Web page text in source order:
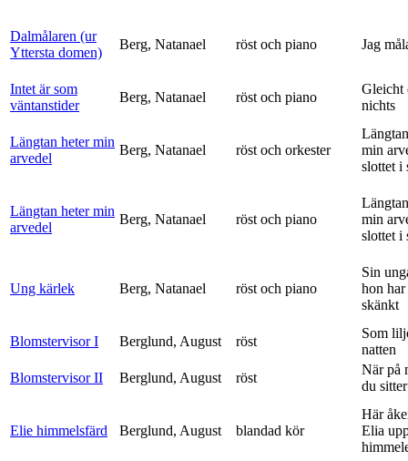
Dalmålaren (ur
Yttersta domen)
Berg, Natanael röst och piano Jag
Intet är som
väntanstider
Berg, Natanael röst och piano
Gleicht
nichts
Längtan heter min
arvedel
Berg, Natanael röst och orkester
min
slottet i
Längtan heter min
arvedel
Berg, Natanael röst och piano
min
slottet i
Ung kärlek Berg, Natanael röst och piano
Sin
hon
skänkt
Blomstervisor I Berglund, August röst
Som
natten
Blomstervisor II
Berglund, August röst
När på
du sitter
Elie himmelsfärd Berglund, August blandad kör
Här
Elia